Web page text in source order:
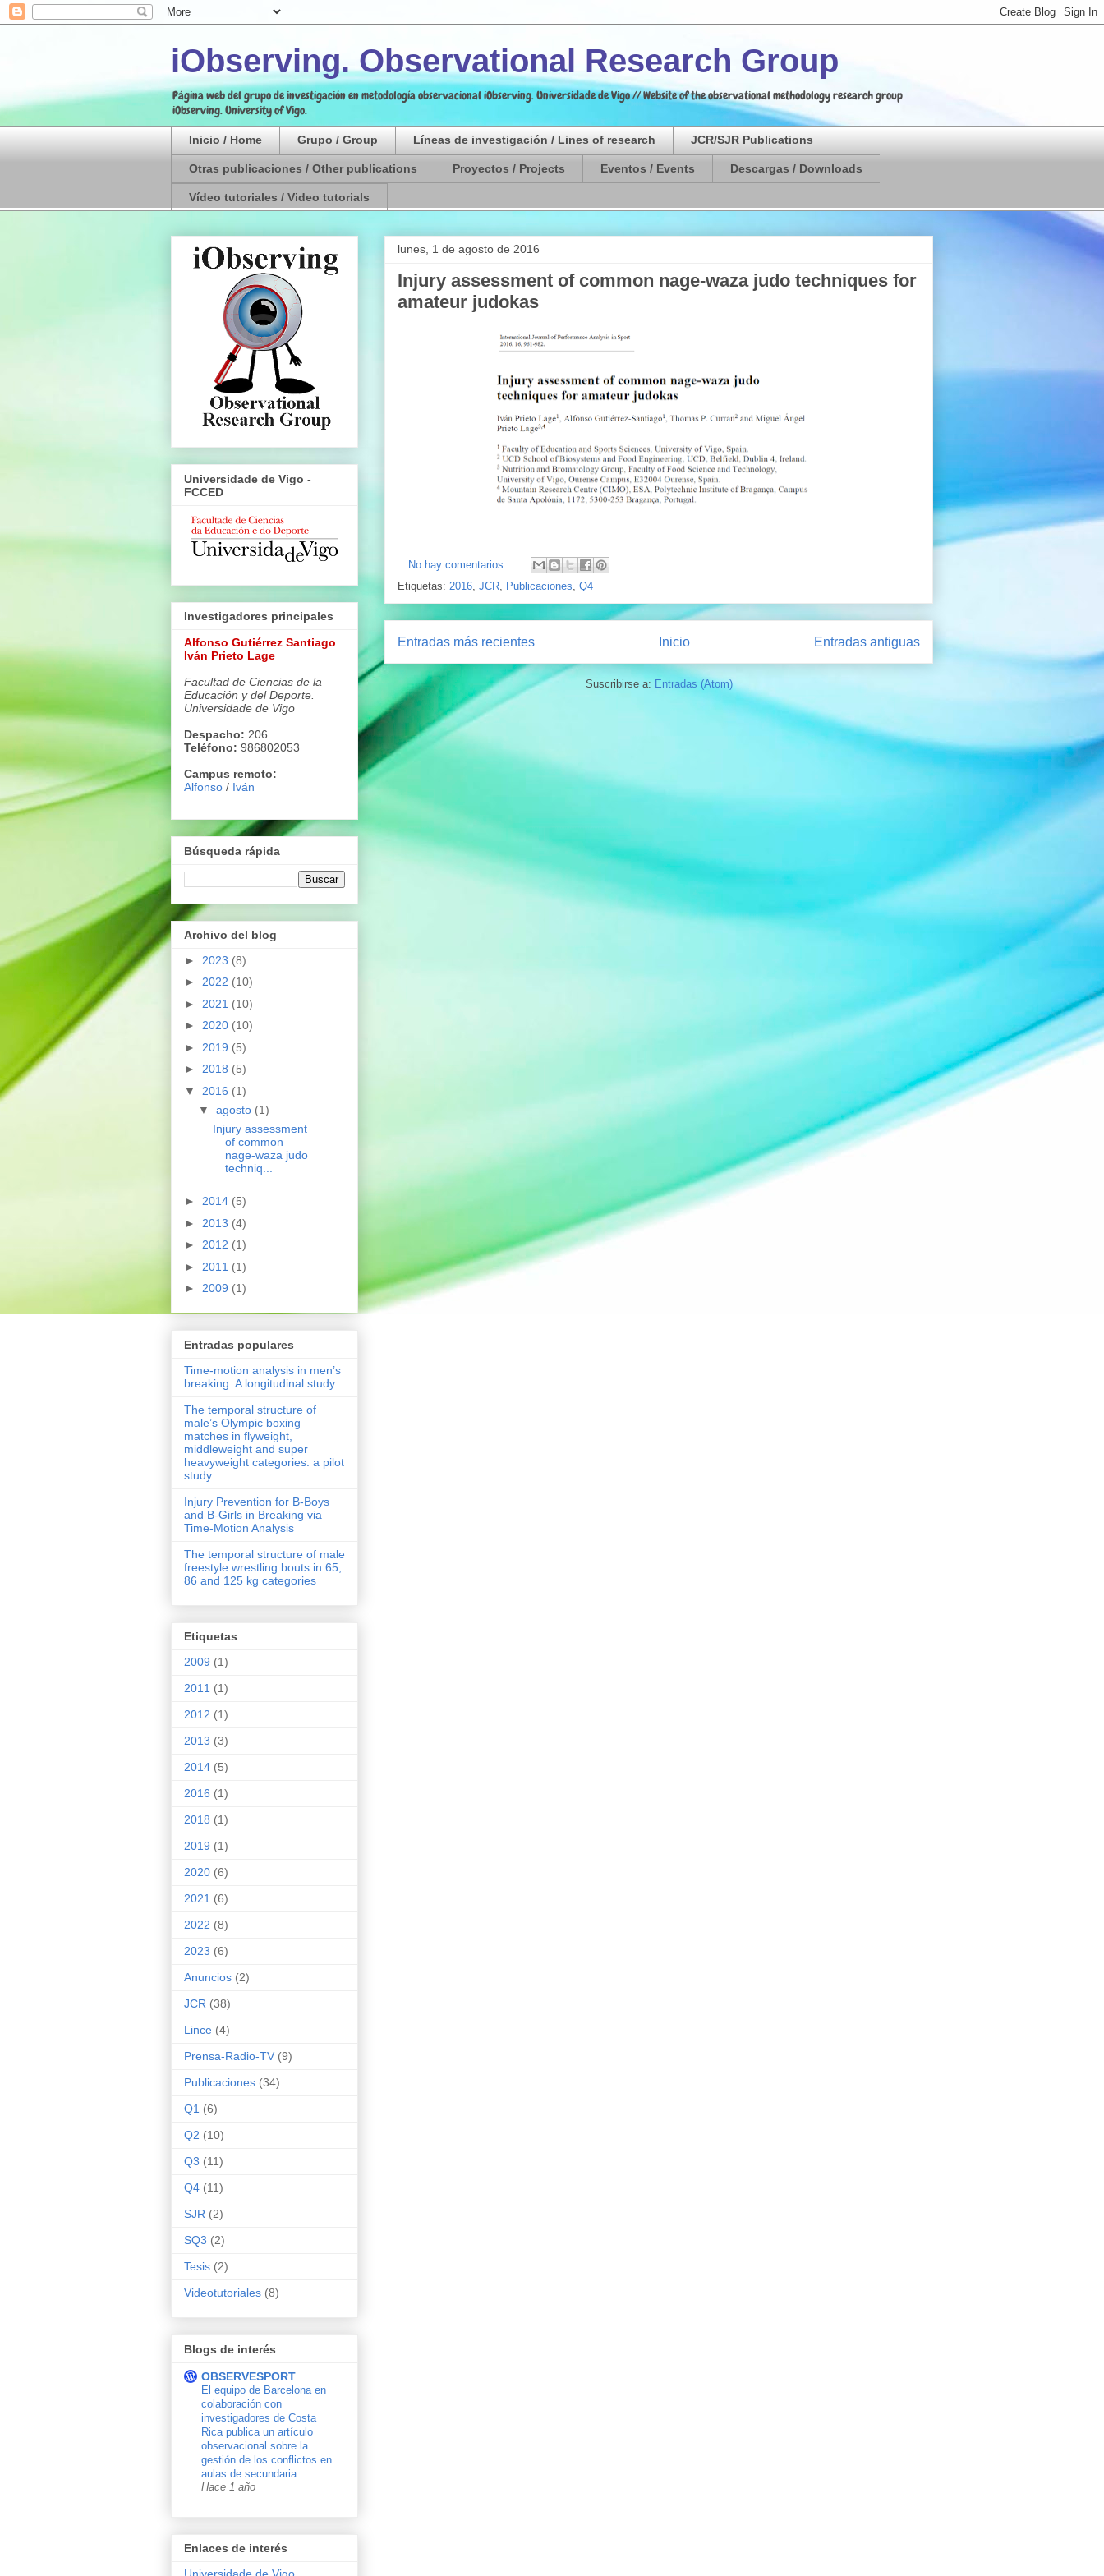
iObserving. Observational Research Group
Página web del grupo de investigación en metodología observacional iObserving. Universidade de Vigo // Website of the observational methodology research group
iObserving. University of Vigo.
Inicio / Home Grupo / Group Líneas de investigación / Lines of research JCR/SJR Publications
Otras publicaciones / Other publications Proyectos / Projects Eventos / Events Descargas / Downloads
Vídeo tutoriales / Video tutorials
lunes, 1 de agosto de 2016
Injury assessment of common nage-waza judo techniques for
amateur judokas
No hay comentarios:
Etiquetas: 2016, JCR, Publicaciones, Q4
Entradas más recientes Entradas antiguas
Inicio
Suscribirse a: Entradas (Atom)
Universidade de Vigo -
FCCED
Investigadores principales
Alfonso Gutiérrez Santiago
Iván Prieto Lage
Facultad de Ciencias de la
Educación y del Deporte.
Universidade de Vigo
Despacho: 206
Teléfono: 986802053
Campus remoto:
Alfonso / Iván
Búsqueda rápida
Archivo del blog
► 2023 (8)
► 2022 (10)
► 2021 (10)
► 2020 (10)
► 2019 (5)
► 2018 (5)
▼ 2016 (1)
▼ agosto (1)
Injury assessment
of common
nage-waza judo
techniq...
► 2014 (5)
► 2013 (4)
► 2012 (1)
► 2011 (1)
► 2009 (1)
Entradas populares
Time-motion analysis in men’s
breaking: A longitudinal study
The temporal structure of
male’s Olympic boxing
matches in flyweight,
middleweight and super
heavyweight categories: a pilot
study
Injury Prevention for B-Boys
and B-Girls in Breaking via
Time-Motion Analysis
The temporal structure of male
freestyle wrestling bouts in 65,
86 and 125 kg categories
Etiquetas
2009 (1)
2011 (1)
2012 (1)
2013 (3)
2014 (5)
2016 (1)
2018 (1)
2019 (1)
2020 (6)
2021 (6)
2022 (8)
2023 (6)
Anuncios (2)
JCR (38)
Lince (4)
Prensa-Radio-TV (9)
Publicaciones (34)
Q1 (6)
Q2 (10)
Q3 (11)
Q4 (11)
SJR (2)
SQ3 (2)
Tesis (2)
Videotutoriales (8)
Blogs de interés
OBSERVESPORT
El equipo de Barcelona en
colaboración con
investigadores de Costa
Rica publica un artículo
observacional sobre la
gestión de los conflictos en
aulas de secundaria
Hace 1 año
Enlaces de interés